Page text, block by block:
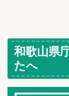
和歌山県
たへ